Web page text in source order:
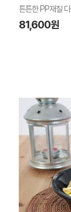
튼튼한 PP재질
81,600원